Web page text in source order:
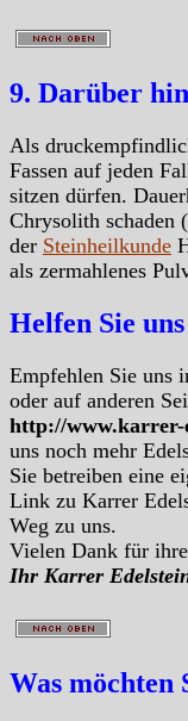
9. Darüber
Als
Fassen auf jeden
sitzen dürfen.
Chrysolith schaden
der Steinheilkunde
als zermahlenes
Helfen Sie
Empfehlen Sie uns
oder auf anderen
http://www.karrer-
uns noch mehr
Sie betreiben eine
Link zu Karrer
Weg zu uns.
Vielen Dank für
Ihr Karrer
Was möchten